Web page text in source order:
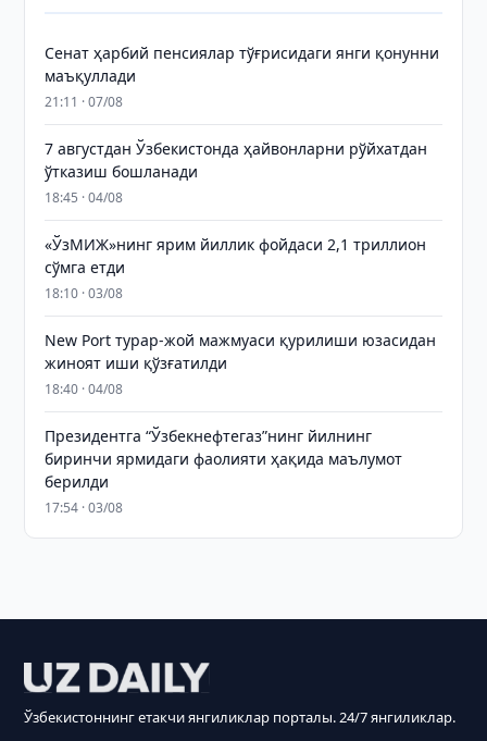
Сенат ҳарбий пенсиялар тўғрисидаги янги қонунни
маъқуллади
21:11 · 07/08
7 августдан Ўзбекистонда ҳайвонларни рўйхатдан
ўтказиш бошланади
18:45 · 04/08
«ЎзМИЖ»нинг ярим йиллик фойдаси 2,1 триллион
сўмга етди
18:10 · 03/08
New Port турар-жой мажмуаси қурилиши юзасидан
жиноят иши қўзғатилди
18:40 · 04/08
Президентга “Ўзбекнефтегаз”нинг йилнинг
биринчи ярмидаги фаолияти ҳақида маълумот
берилди
17:54 · 03/08
Ўзбекистоннинг етакчи янгиликлар порталы. 24/7 янгиликлар.